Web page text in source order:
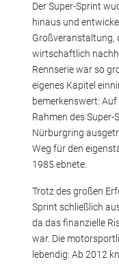
Der Super-Sprint
hinaus und
Großveranstaltung,
wirtschaftlich
Rennserie war so
eigenes Kapitel
bemerkenswert:
Rahmen des
Nürburgring
Weg für den
1985 ebnete.
Trotz des großen
Sprint schließlich
da das finanzielle
war. Die
lebendig: Ab 2012